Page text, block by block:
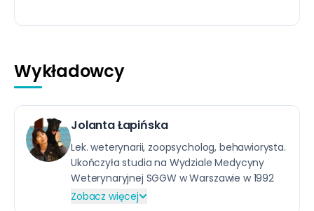
Wykładowcy
Jolanta Łapińska
Lek. weterynarii, zoopsycholog, behawiorysta.
Ukończyła studia na Wydziale Medycyny
Weterynaryjnej SGGW w Warszawie w 1992
roku. Od tamtej pory nieustannie zgłębia
Zobacz więcej